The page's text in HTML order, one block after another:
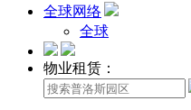
全球网络
全球
物业租赁：